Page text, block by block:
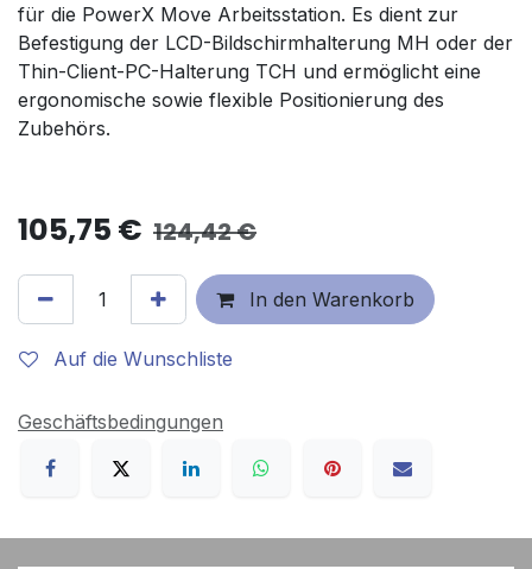
für die PowerX Move Arbeitsstation. Es dient zur
Befestigung der LCD-Bildschirmhalterung MH oder der
Thin-Client-PC-Halterung TCH und ermöglicht eine
ergonomische sowie flexible Positionierung des
Zubehörs.
105,75 € 124,42€
In den Warenkorb
Auf die Wunschliste
Geschäftsbedingungen